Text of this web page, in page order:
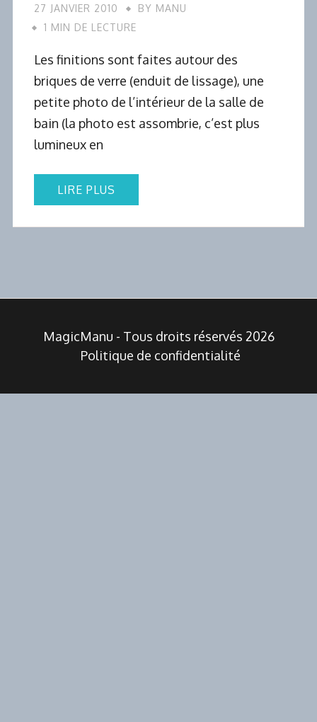
27 JANVIER 2010 BY MANU
1 MIN DE LECTURE
Les finitions sont faites autour des
briques de verre (enduit de lissage), une
petite photo de l’intérieur de la salle de
bain (la photo est assombrie, c’est plus
lumineux en
LIRE PLUS
MagicManu - Tous droits réservés 2026
Politique de confidentialité